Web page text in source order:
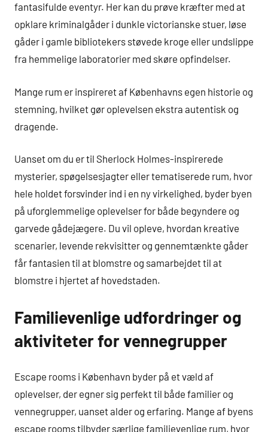
fantasifulde eventyr. Her kan du prøve kræfter med at
opklare kriminalgåder i dunkle victorianske stuer, løse
gåder i gamle bibliotekers støvede kroge eller undslippe
fra hemmelige laboratorier med skøre opfindelser.
Mange rum er inspireret af Københavns egen historie og
stemning, hvilket gør oplevelsen ekstra autentisk og
dragende.
Uanset om du er til Sherlock Holmes-inspirerede
mysterier, spøgelsesjagter eller tematiserede rum, hvor
hele holdet forsvinder ind i en ny virkelighed, byder byen
på uforglemmelige oplevelser for både begyndere og
garvede gådejægere. Du vil opleve, hvordan kreative
scenarier, levende rekvisitter og gennemtænkte gåder
får fantasien til at blomstre og samarbejdet til at
blomstre i hjertet af hovedstaden.
Familievenlige udfordringer og
aktiviteter for vennegrupper
Escape rooms i København byder på et væld af
oplevelser, der egner sig perfekt til både familier og
vennegrupper, uanset alder og erfaring. Mange af byens
escape rooms tilbyder særlige familievenlige rum, hvor